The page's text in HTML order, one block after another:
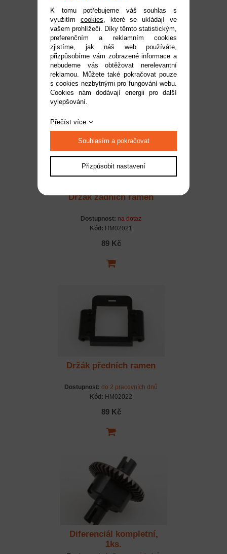
Unašeč kardanu, 2ks.
Dostupnost:
do 2 pracovních dnů
Kód: HM02016
119 Kč
Držák zadních ramen
Dostupnost: na dotaz
Kód: HM02021
89 Kč
Držák předních ramen
Dostupnost: do 2 pracovních dnů
Kód: HM02022
89 Kč
Diferenciál kompletní,
1ks.
K tomu potřebujeme váš souhlas s
využitím cookies, které se ukládají ve
vašem prohlížeči. Díky těmto statistickým,
preferenčním a reklamním cookies
zjistíme, jak náš web používáte,
přizpůsobíme vám zobrazené informace a
nebudeme vás obtěžovat nerelevantní
reklamou. Můžete také pokračovat pouze
s cookies nezbytnými pro fungování webu.
Cookies nám dodávají energii pro další
vylepšování.
Přečíst více
Souhlasím a pokračovat
Přizpůsobit nastavení